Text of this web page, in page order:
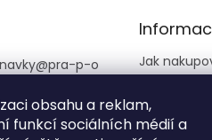
obsahu a reklam,
funkcí sociálních médií a
@pra-p-o
890 513
+420 777
Jak
Podmínky
osobních